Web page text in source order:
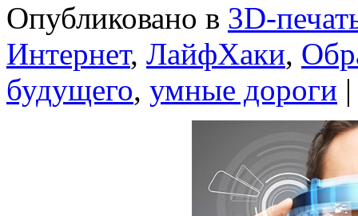
Опубликовано в 3D-
Интернет, ЛайфХаки,
будущего, умные дороги